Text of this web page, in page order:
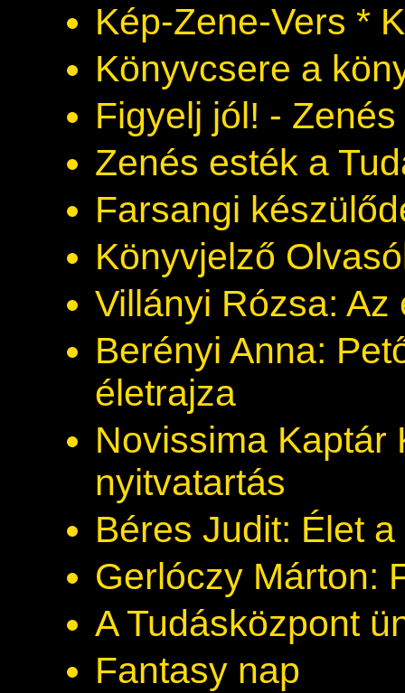
Kép-Zene-Vers *
Könyvcsere a
Figyelj jól! -
Zenés esték a
Farsangi
Könyvjelző
Villányi Rózsa: Az
Berényi Anna:
életrajza
Novissima Kaptár
nyitvatartás
Béres Judit: Élet
Gerlóczy Márton:
A Tudásközpont
Fantasy nap